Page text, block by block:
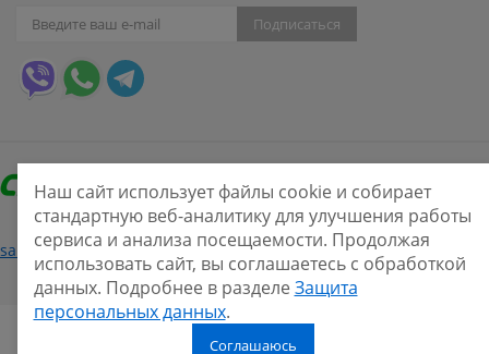
Подписаться
sale@smarine.shop2026Нашли ошибку?
Наш сайт использует файлы cookie и собирает
стандартную веб-аналитику для улучшения работы
сервиса и анализа посещаемости. Продолжая
использовать сайт, вы соглашаетесь с обработкой
данных. Подробнее в разделе Защита
персональных данных.
Соглашаюсь